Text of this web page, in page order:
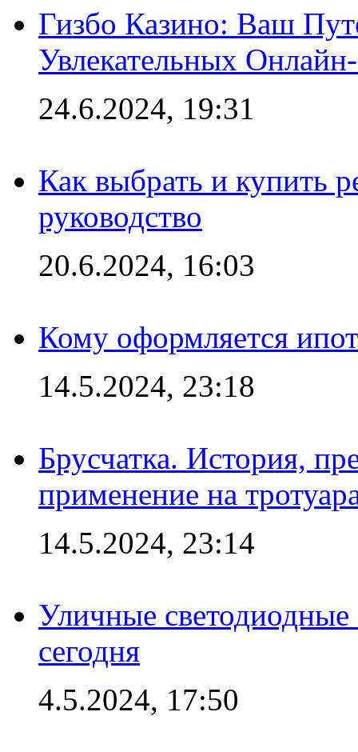
Гизбо Казино: Ваш
Увлекательных
24.6.2024, 19:31
Как выбрать и купить
руководство
20.6.2024, 16:03
Кому оформляется
14.5.2024, 23:18
Брусчатка. История,
применение на
14.5.2024, 23:14
Уличные
сегодня
4.5.2024, 17:50